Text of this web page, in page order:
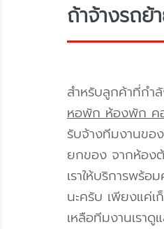
ถ้าจ้างรถย้
สำหรับลูกค้าที่กำ
หอพัก ห้องพัก ค
รับจ้างทีมงานขอ
ยกของ จากห้อง
เราให้บริการพร้
นะครับ เพียงแค่เ
เหลือทีมงานเราดู